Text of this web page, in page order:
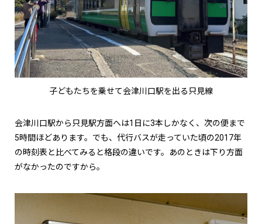
子どもたちを乗せて会津川口駅を出る只見線
会津川口駅から只見駅方面へは1日に3本しかなく、次の便まで
5時間ほどあります。でも、代行バスが走っていた頃の2017年
の時刻表と比べてみると格段の違いです。あのときは下り方面
がなかったのですから。